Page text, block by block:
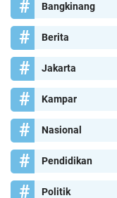
Bangkinang
Berita
Jakarta
Kampar
Nasional
Pendidikan
Politik